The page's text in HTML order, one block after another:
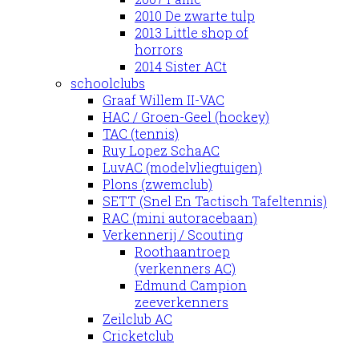
2010 De zwarte tulp
2013 Little shop of
horrors
2014 Sister ACt
schoolclubs
Graaf Willem II-VAC
HAC / Groen-Geel (hockey)
TAC (tennis)
Ruy Lopez SchaAC
LuvAC (modelvliegtuigen)
Plons (zwemclub)
SETT (Snel En Tactisch Tafeltennis)
RAC (mini autoracebaan)
Verkennerij / Scouting
Roothaantroep
(verkenners AC)
Edmund Campion
zeeverkenners
Zeilclub AC
Cricketclub